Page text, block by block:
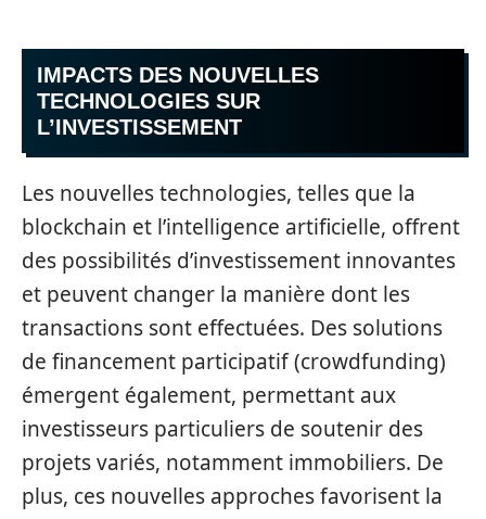
IMPACTS DES NOUVELLES
TECHNOLOGIES SUR
L’INVESTISSEMENT
Les nouvelles technologies, telles que la
blockchain et l’intelligence artificielle, offrent
des possibilités d’investissement innovantes
et peuvent changer la manière dont les
transactions sont effectuées. Des solutions
de financement participatif (crowdfunding)
émergent également, permettant aux
investisseurs particuliers de soutenir des
projets variés, notamment immobiliers. De
plus, ces nouvelles approches favorisent la